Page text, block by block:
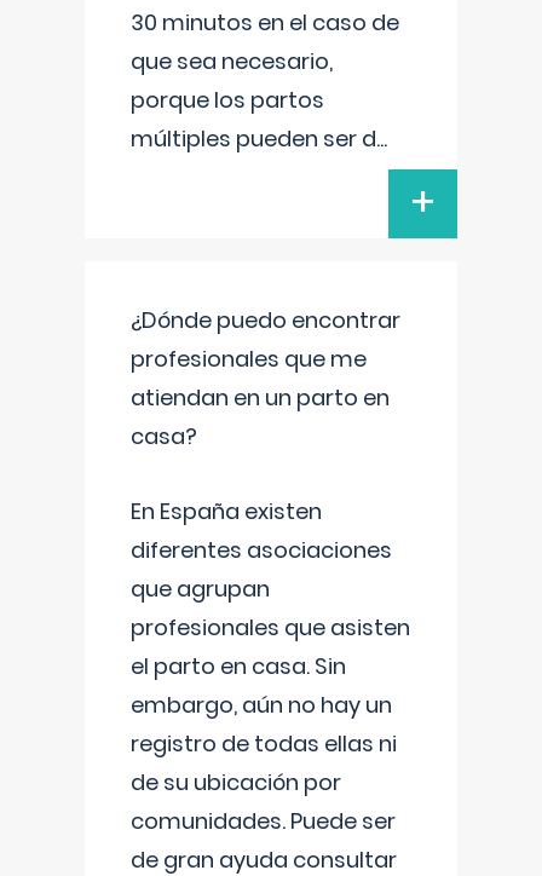
30 minutos en el caso de
que sea necesario,
porque los partos
múltiples pueden ser d...
+
¿Dónde puedo encontrar
profesionales que me
atiendan en un parto en
casa?
En España existen
diferentes asociaciones
que agrupan
profesionales que asisten
el parto en casa. Sin
embargo, aún no hay un
registro de todas ellas ni
de su ubicación por
comunidades. Puede ser
de gran ayuda consultar